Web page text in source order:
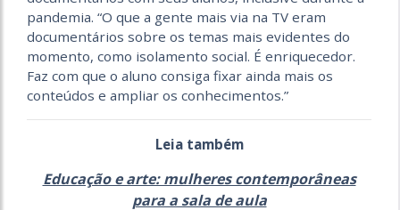
pandemia. “O que a gente mais via na TV eram
documentários sobre os temas mais evidentes do
momento, como isolamento social. É enriquecedor.
Faz com que o aluno consiga fixar ainda mais os
conteúdos e ampliar os conhecimentos.”
Leia também
Educação e arte: mulheres contemporâneas
para a sala de aula